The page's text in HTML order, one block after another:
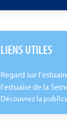
LIENS UTILES
Regard sur
l'estuaire de la
Découvrez la